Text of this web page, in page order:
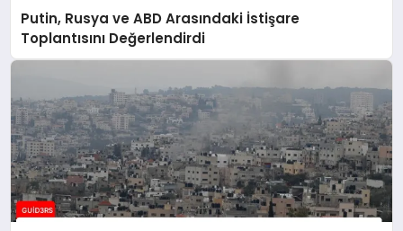
Putin, Rusya ve ABD Arasındaki İstişare
Toplantısını Değerlendirdi